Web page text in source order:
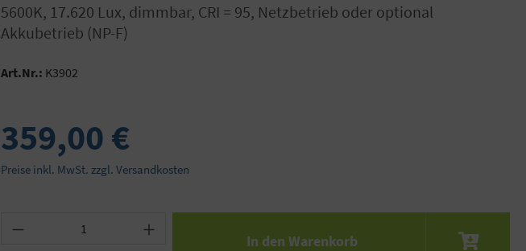
5600K, 17.620 Lux, dimmbar, CRI = 95, Netzbetrieb oder optional
Akkubetrieb (NP-F)
Art.Nr.: K3902
359,00 €
Preise inkl. MwSt. zzgl. Versandkosten
Produkt Anzahl: Gib den gewünschten Wert ein oder benutze
In den Warenkorb